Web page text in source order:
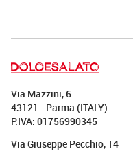
Via Mazzini, 6
43121 - Parma (ITALY)
P.IVA: 01756990345
Via Giuseppe Pecchio, 14